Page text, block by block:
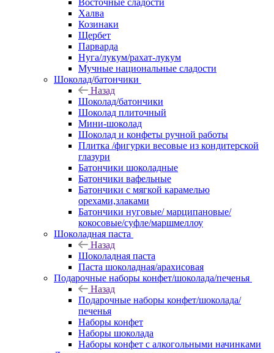
Восточные сладости
Халва
Козинаки
Щербет
Парварда
Нуга/лукум/рахат-лукум
Мучные национальные сладости
Шоколад/батончики
Назад
Шоколад/батончики
Шоколад плиточный
Мини-шоколад
Шоколад и конфеты ручной работы
Плитка /фигурки весовые из кондитерской
глазури
Батончики шоколадные
Батончики вафельные
Батончики с мягкой карамелью
орехами,злаками
Батончики нуговые/ марципановые/
кокосовые/суфле/маршмеллоу
Шоколадная паста
Назад
Шоколадная паста
Паста шоколадная/арахисовая
Подарочные наборы конфет/шоколада/печенья
Назад
Подарочные наборы конфет/шоколада/
печенья
Наборы конфет
Наборы шоколада
Наборы конфет с алкогольными начинками